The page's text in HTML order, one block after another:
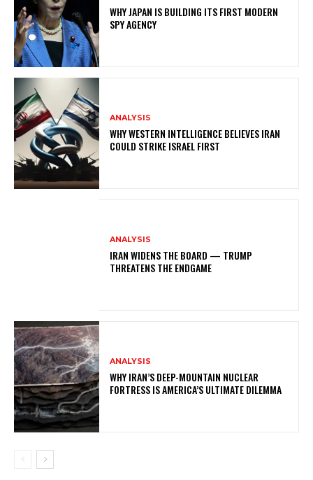
WHY JAPAN IS BUILDING ITS FIRST MODERN
SPY AGENCY
ANALYSIS
WHY WESTERN INTELLIGENCE BELIEVES IRAN
COULD STRIKE ISRAEL FIRST
ANALYSIS
IRAN WIDENS THE BOARD — TRUMP
THREATENS THE ENDGAME
ANALYSIS
WHY IRAN’S DEEP-MOUNTAIN NUCLEAR
FORTRESS IS AMERICA’S ULTIMATE DILEMMA